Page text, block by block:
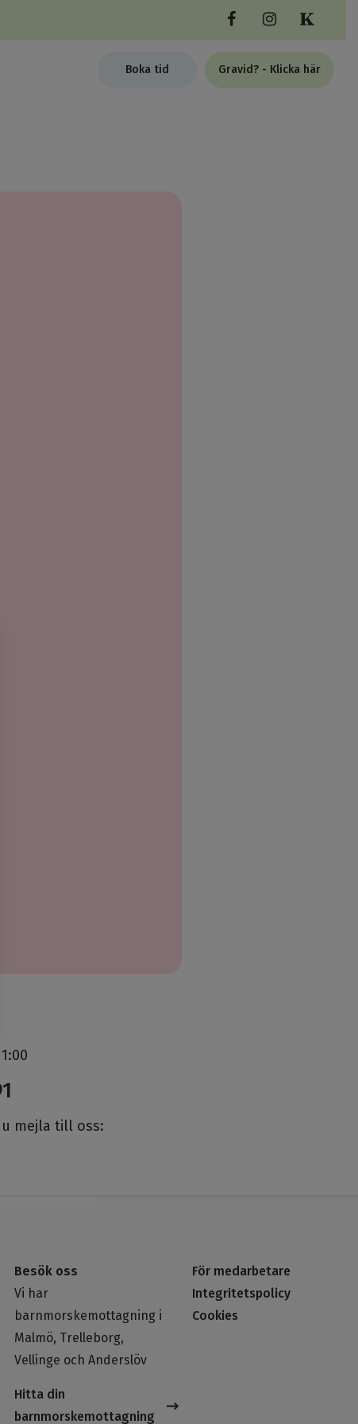
Boka tid Gravid? - Klicka här
mejla till oss:
Besök oss
Vi har
barnmorskemottagning i
Malmö, Trelleborg,
Vellinge och Anderslöv
Hitta din
barnmorskemottagning
För medarbetare
Integritetspolicy
Cookies